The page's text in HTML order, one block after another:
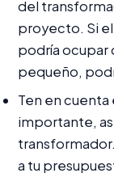
del
proyecto. Si
podría ocupar
pequeño,
Ten en
importante,
a tu